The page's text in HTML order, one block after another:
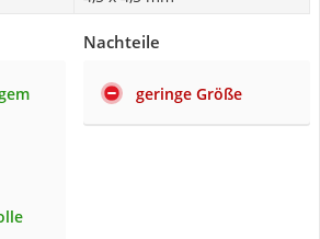
Nachteile
geringe Größe